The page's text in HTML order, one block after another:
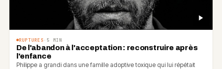
RUPTURES · 5 MIN
De l'abandon à l'acceptation : reconstruire après
l'enfance
Philippe a grandi dans une famille adoptive toxique qui lui répétait